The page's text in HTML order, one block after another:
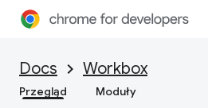
Docs Workbox
Przegląd Moduły
Wstępne wczytywanie
nawigacji w kodzie HTML
Szybsze aplikacje
wielostronicowe dzięki